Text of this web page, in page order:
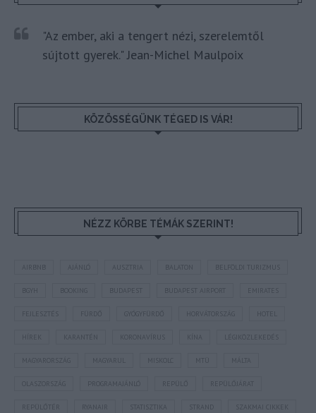
"Az ember, aki a tengert nézi, szerelemtől
sújtott gyerek." Jean-Michel Maulpoix
KÖZÖSSÉGÜNK TÉGED IS VÁR!
NÉZZ KÖRBE TÉMÁK SZERINT!
AUSZTRIA BALATON BELFÖLDI TURIZMUS
BUDAPEST BUDAPEST AIRPORT EMIRATES
FEJLESZTÉS HORVÁTORSZÁG HOTEL
KARANTÉN LÉGIKÖZLEKEDÉS
MAGYARORSZÁG MTÜ MÁLTA
OLASZORSZÁG REPÜLŐJÁRAT
REPÜLŐTÉR STATISZTIKA STRAND SZAKMAI CIKKEK